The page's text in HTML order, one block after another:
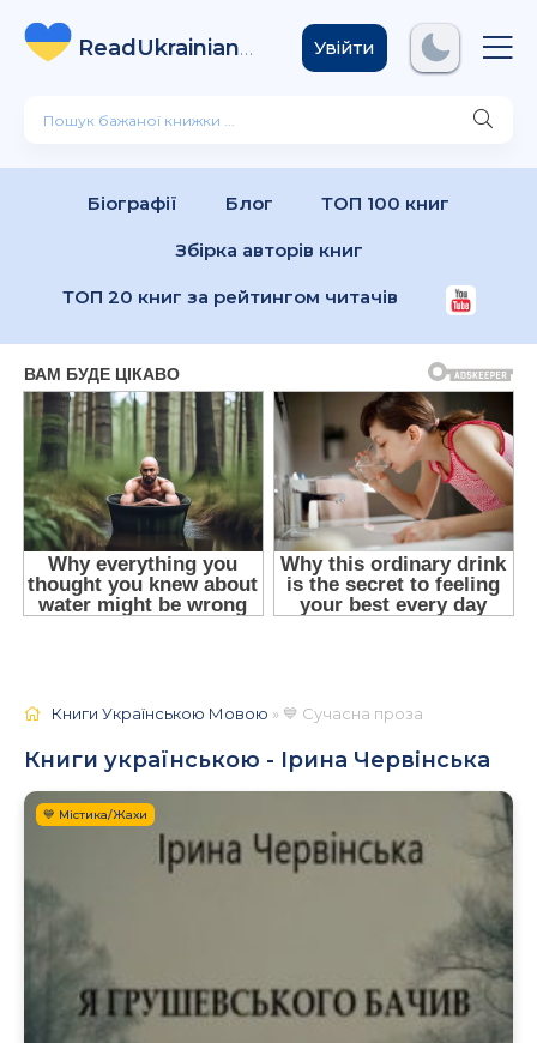
ReadUkrainian
Books .com
Увійти
Біографії Блог ТОП 100 книг
Збірка авторів книг
ТОП 20 книг за рейтингом читачів
Книги Українською Мовою » 💙 Сучасна проза
Книги українською - Ірина Червінська
💙 Містика/Жахи